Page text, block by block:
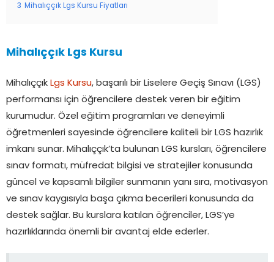
3
Mihalıççık Lgs Kursu Fiyatları
Mihalıççık Lgs Kursu
Mihalıççık Lgs Kursu, başarılı bir Liselere Geçiş Sınavı (LGS)
performansı için öğrencilere destek veren bir eğitim
kurumudur. Özel eğitim programları ve deneyimli
öğretmenleri sayesinde öğrencilere kaliteli bir LGS hazırlık
imkanı sunar. Mihalıççık’ta bulunan LGS kursları, öğrencilere
sınav formatı, müfredat bilgisi ve stratejiler konusunda
güncel ve kapsamlı bilgiler sunmanın yanı sıra, motivasyon
ve sınav kaygısıyla başa çıkma becerileri konusunda da
destek sağlar. Bu kurslara katılan öğrenciler, LGS’ye
hazırlıklarında önemli bir avantaj elde ederler.